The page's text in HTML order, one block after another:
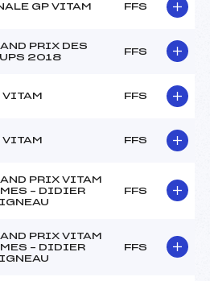
GP VITAM FFS
PRIX DES
2018
FFS
VITAM FFS
VITAM FFS
PRIX VITAM
– DIDIER
FFS
PRIX VITAM
– DIDIER
FFS